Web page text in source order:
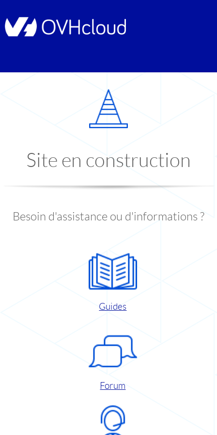
Site en construction
Besoin d'assistance ou d'informations ?
Guides
Forum